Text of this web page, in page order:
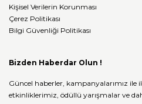
Kişisel Verilerin Korunması
Çerez Politikası
Bilgi Güvenliği Politikası
Bizden Haberdar Olun !
Güncel haberler, kampanyalarımız
etkinliklerimiz, ödüllü yarışmalar ve